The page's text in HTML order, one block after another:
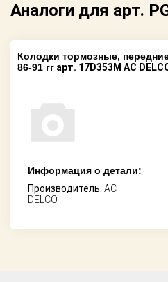
Аналоги для арт.
Колодки тормозные,
86-91 гг арт. 17D353M AC
Информация о детали:
Производитель: AC
DELCO